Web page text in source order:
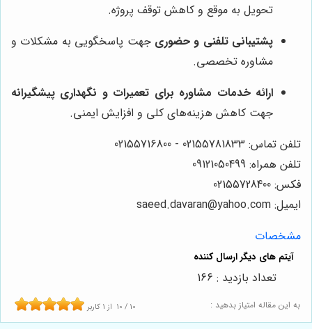
تحویل به موقع و کاهش توقف پروژه.
پشتیبانی تلفنی و حضوری جهت پاسخگویی به مشکلات و
مشاوره تخصصی.
ارائه خدمات مشاوره برای تعمیرات و نگهداری پیشگیرانه
جهت کاهش هزینه‌های کلی و افزایش ایمنی.
تلفن تماس: 02155781833 - 02155716800
تلفن همراه: 09121050499
فکس: 02155728400
ایمیل: saeed.davaran@yahoo.com
مشخصات
به این مقاله امتیاز بدهید : 10 / 10 از 1 کاربر
تعداد بازدید : 166